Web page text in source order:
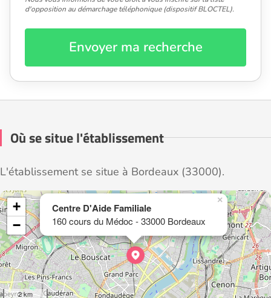
d'opposition au démarchage téléphonique (dispositif BLOCTEL).
Envoyer ma recherche
Où se situe l'établissement
L'établissement se situe à Bordeaux (33000).
Centre D'Aide Familiale
160 cours du Médoc - 33000 Bordeaux
×
+
−
2 km